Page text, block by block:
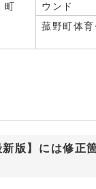
町
ウンド
菰野町体
版】には修正